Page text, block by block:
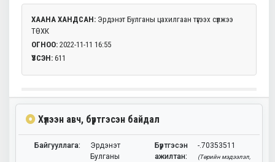
ХААНА ХАНДСАН: Эрдэнэт Булганы цахилгаан түгээх сүлжээ
ТӨХК
ОГНОО: 2022-11-11 16:55
ҮЗСЭН: 611
Хүлээн авч, бүртгэсэн байдал
Байгууллага:
Эрдэнэт
Булганы
Бүртгэсэн
ажилтан:
-.70353511
(Төрийн мэдээлэл,